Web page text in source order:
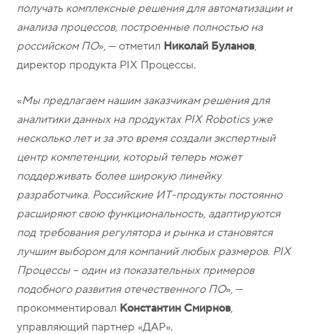
получать комплексные решения для автоматизации и
анализа процессов, построенные полностью на
российском ПО», — отметил Николай Буланов,
директор продукта PIX Процессы.
«Мы предлагаем нашим заказчикам решения для
аналитики данных на продуктах PIX Robotics уже
несколько лет и за это время создали экспертный
центр компетенции, который теперь может
поддерживать более широкую линейку
разработчика. Российские ИТ-продукты постоянно
расширяют свою функциональность, адаптируются
под требования регулятора и рынка и становятся
лучшим выбором для компаний любых размеров. PIX
Процессы – один из показательных примеров
подобного развития отечественного ПО», —
прокомментировал Константин Смирнов,
управляющий партнер «ДАР».